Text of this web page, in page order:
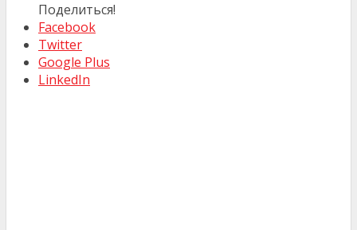
Поделиться!
Facebook
Twitter
Google Plus
LinkedIn